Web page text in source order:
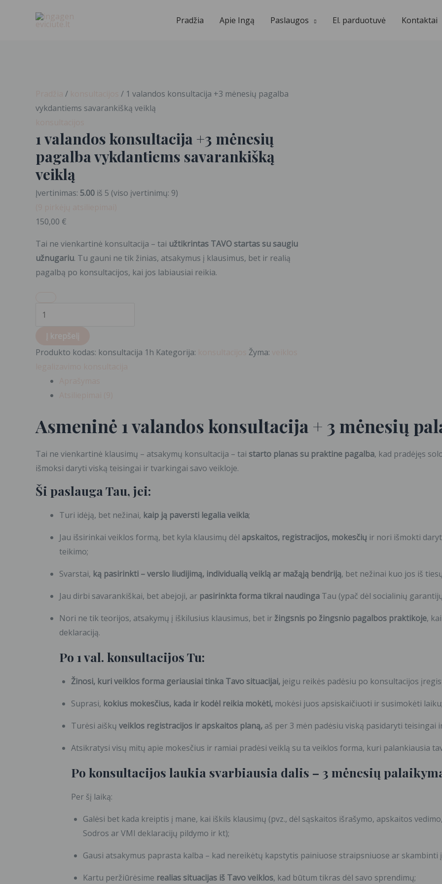
Pradžia Apie Ingą Paslaugos El. parduotuvė Kontaktai
/
/ 1 valandos konsultacija +3 mėnesių pagalba
vykdantiems savarankišką veiklą
1 valandos konsultacija +3 mėnesių
pagalba vykdantiems savarankišką
veiklą
Įvertinimas: 5.00 iš 5 (viso įvertinimų: 9)
150,00 €
Tai ne vienkartinė konsultacija – tai užtikrintas TAVO startas su saugiu
užnugariu. Tu gauni ne tik žinias, atsakymus į klausimus, bet ir realią
pagalbą po konsultacijos, kai jos labiausiai reikia.
1
konsultacija
mėnesių
pagalba
vykdantiems
veiklą
Produkto kodas: konsultacija 1h Kategorija: Žyma:
Asmeninė 1 valandos konsultacija + 3 mėnesių
Tai ne vienkartinė klausimų – atsakymų konsultacija – tai starto planas su praktine pagalba, kad pradėjęs
išmoksi daryti viską teisingai ir tvarkingai savo veikloje.
Ši paslauga Tau, jei:
Turi idėją, bet nežinai, kaip ją paversti legalia veikla;
Jau išsirinkai veiklos formą, bet kyla klausimų dėl apskaitos, registracijos, mokesčių ir nori išmokti
teikimo;
Svarstai, ką pasirinkti – verslo liudijimą, individualią veiklą ar mažąją bendriją, bet nežinai kuo jos iš
Jau dirbi savarankiškai, bet abejoji, ar pasirinkta forma tikrai naudinga Tau (ypač dėl socialinių
Nori ne tik teorijos, atsakymų į iškilusius klausimus, bet iržingsnis po žingsnio pagalbos praktikoje,
deklaraciją.
Po 1 val. konsultacijos Tu:
Žinosi, kuri veiklos forma geriausiai tinka Tavo situacijai, jeigu reikės padėsiu po konsultacijos
Suprasi, kokius mokesčius, kada ir kodėl reikia mokėti, mokėsi juos apsiskaičiuoti ir susimokėti laiku;
Turėsi aiškų veiklos registracijos ir apskaitos planą, aš per 3 mėn padėsiu viską pasidaryti teisingai
Atsikratysi visų mitų apie mokesčius ir ramiai pradėsi veiklą su ta veiklos forma, kuri palankiausia
Po konsultacijos laukia svarbiausia dalis – 3 mėnesių
Per šį laiką:
Galėsi bet kada kreiptis į mane, kai iškils klausimų (pvz., dėl sąskaitos išrašymo, apskaitos
Sodros ar VMI deklaracijų pildymo ir kt);
Gausi atsakymus paprasta kalba – kad nereikėtų kapstytis painiuose straipsniuose ar skambinti
Kartu peržiūrėsime realias situacijas iš Tavo veiklos, kad būtum tikras dėl savo sprendimų;